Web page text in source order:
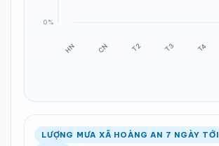
LƯỢNG MƯA XÃ HOÀNG AN 7 NGÀY TỚI